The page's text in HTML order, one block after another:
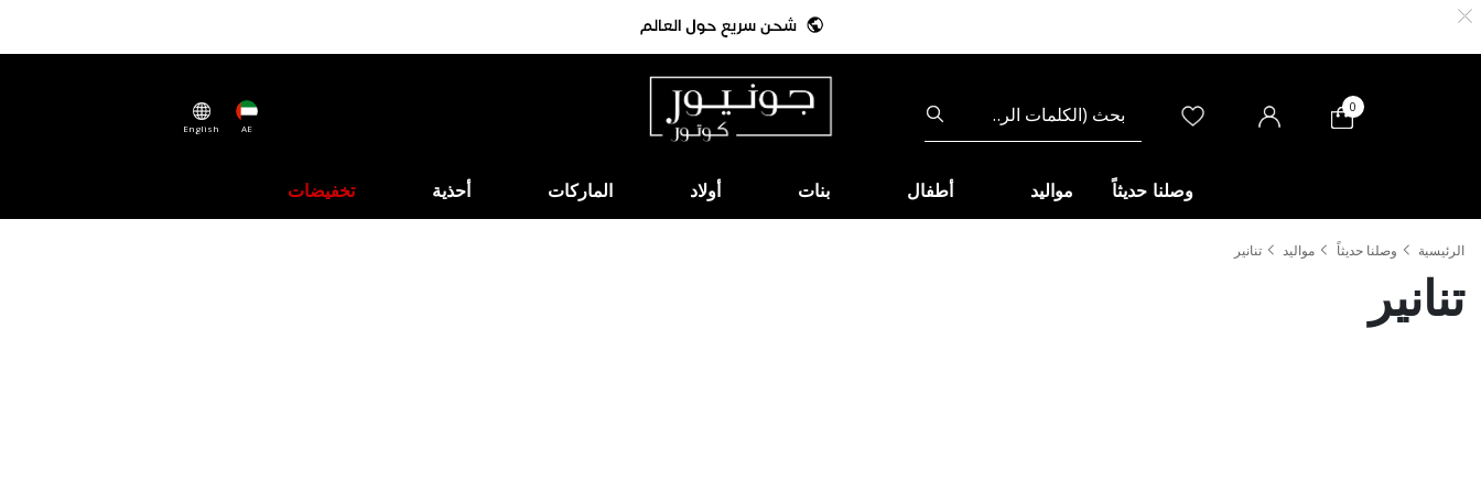
AE
English
0
وصلنا حديثاً مواليد أطفال بنات أولاد الماركات أحذية تخفيضات
الرئيسية وصلنا حديثاً مواليد تنانير
تنانير